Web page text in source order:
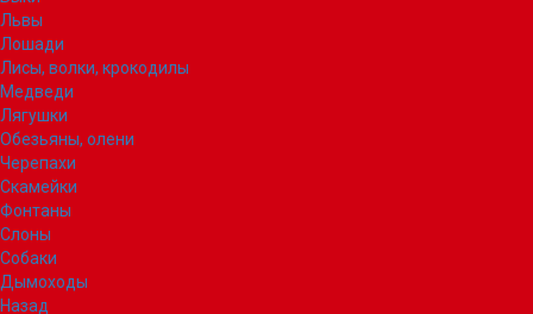
Львы
Лошади
Лисы, волки, крокодилы
Медведи
Лягушки
Обезьяны, олени
Черепахи
Скамейки
Фонтаны
Слоны
Собаки
Дымоходы
Назад